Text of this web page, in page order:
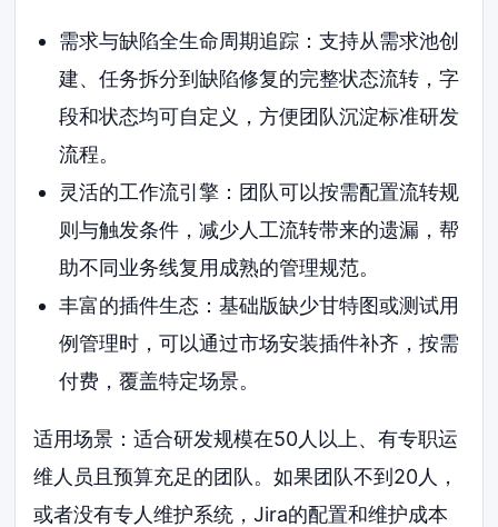
需求与缺陷全生命周期追踪：支持从需求池创
建、任务拆分到缺陷修复的完整状态流转，字
段和状态均可自定义，方便团队沉淀标准研发
流程。
灵活的工作流引擎：团队可以按需配置流转规
则与触发条件，减少人工流转带来的遗漏，帮
助不同业务线复用成熟的管理规范。
丰富的插件生态：基础版缺少甘特图或测试用
例管理时，可以通过市场安装插件补齐，按需
付费，覆盖特定场景。
适用场景：适合研发规模在50人以上、有专职运
维人员且预算充足的团队。如果团队不到20人，
或者没有专人维护系统，Jira的配置和维护成本